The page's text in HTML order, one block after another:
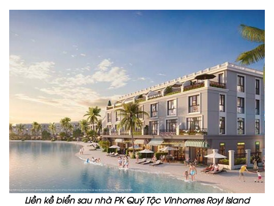
Liền kề biển sau nhà PK Quý Tộc Vinhomes Royl Island